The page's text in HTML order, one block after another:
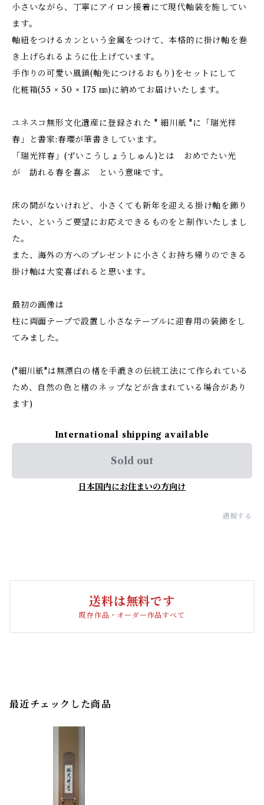
小さいながら、丁寧にアイロン接着にて現代軸装を施してい
ます。
軸紐をつけるカンという金属をつけて、本格的に掛け軸を巻
き上げられるように仕上げています。
手作りの可愛い風鎮(軸先につけるおもり)をセットにして
化粧箱(55 × 50 × 175 ㎜)に納めてお届けいたします。
ユネスコ無形文化遺産に登録された " 細川紙 "に「瑞光祥
春」と書家:春瓔が筆書きしています。
「瑞光祥春」(ずいこうしょうしゅん)とは おめでたい光
が 訪れる春を喜ぶ という意味です。
床の間がないけれど、小さくても新年を迎える掛け軸を飾り
たい、というご要望にお応えできるものをと制作いたしまし
た。
また、海外の方へのプレゼントに小さくお持ち帰りのできる
掛け軸は大変喜ばれると思います。
最初の画像は
柱に両面テープで設置し小さなテーブルに迎春用の装飾をし
てみました。
("細川紙"は無漂白の楮を手漉きの伝統工法にて作られている
ため、自然の色と楮のネップなどが含まれている場合があり
ます)
International shipping available
Sold out
日本国内にお住まいの方向け
通報する
送料は無料です
既存作品・オーダー作品すべて
最近チェックした商品